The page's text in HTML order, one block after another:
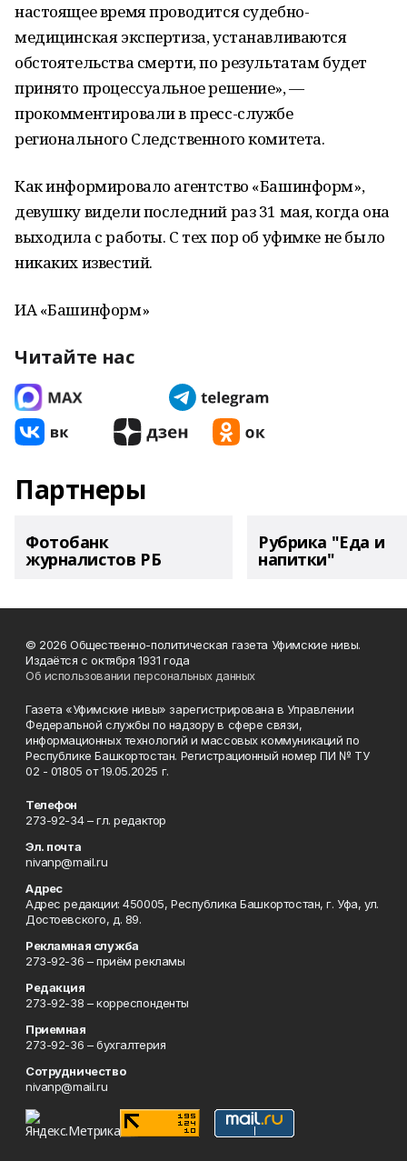
настоящее время проводится судебно-
медицинская экспертиза, устанавливаются
обстоятельства смерти, по результатам будет
принято процессуальное решение», —
прокомментировали в пресс-службе
регионального Следственного комитета.
Как информировало агентство «Башинформ»,
девушку видели последний раз 31 мая, когда она
выходила с работы. С тех пор об уфимке не было
никаких известий.
ИА «Башинформ»
Читайте нас
Партнеры
Фотобанк
журналистов РБ
Рубрика "Еда и
напитки"
© 2026 Общественно-политическая газета Уфимские нивы.
Издаётся с октября 1931 года
Об использовании персональных данных
Газета «Уфимские нивы» зарегистрирована в Управлении
Федеральной службы по надзору в сфере связи,
информационных технологий и массовых коммуникаций по
Республике Башкортостан. Регистрационный номер ПИ № ТУ
02 - 01805 от 19.05.2025 г.
Телефон
273-92-34 – гл. редактор
Эл. почта
nivanp@mail.ru
Адрес
Адрес редакции: 450005, Республика Башкортостан, г. Уфа, ул.
Достоевского, д. 89.
Рекламная служба
273-92-36 – приём рекламы
Редакция
273-92-38 – корреспонденты
Приемная
273-92-36 – бухгалтерия
Сотрудничество
nivanp@mail.ru